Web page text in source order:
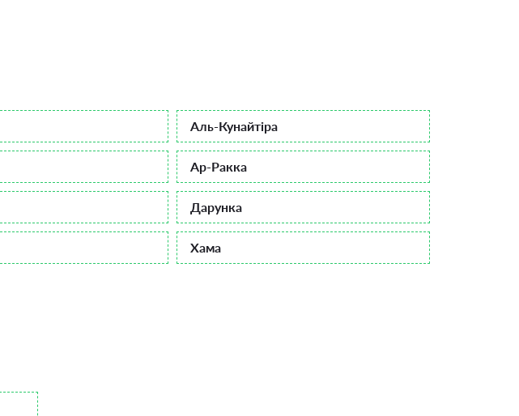
Аль-Кунайтіра
Ар-Ракка
Дарунка
Хама